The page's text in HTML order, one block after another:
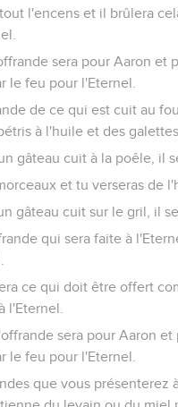
l'encens et il brûlera
sera pour Aaron et
le feu pour l'Eternel.
de ce qui est cuit au
à l'huile et des
gâteau cuit à la poêle, il
et tu verseras de
gâteau cuit sur le gril, il
qui sera faite à
ce qui doit être offert
l'Eternel.
sera pour Aaron
le feu pour l'Eternel.
que vous